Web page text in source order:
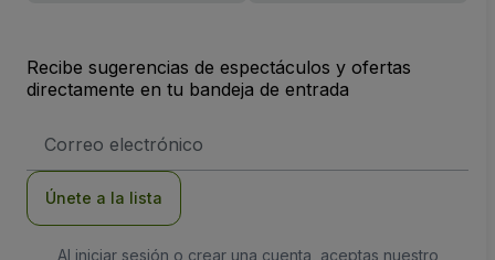
Recibe sugerencias de espectáculos y ofertas
directamente en tu bandeja de entrada
de
Únete a la lista
Al iniciar sesión o crear una cuenta, aceptas nuestro